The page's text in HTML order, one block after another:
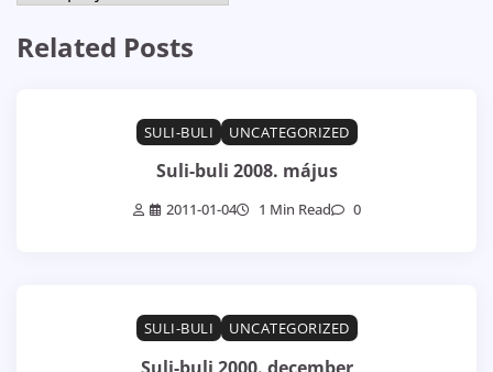
Related Posts
SULI-BULI UNCATEGORIZED
Suli-buli 2008. május
2011-01-04 1 Min Read 0
SULI-BULI UNCATEGORIZED